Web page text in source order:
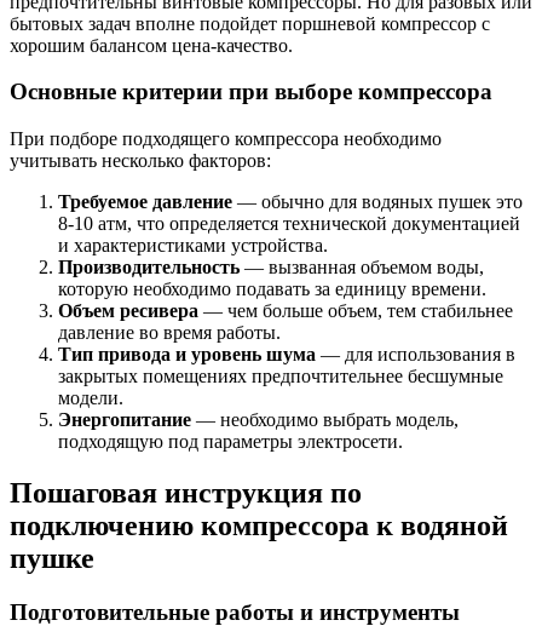
бытовых задач вполне подойдет поршневой компрессор с
хорошим балансом цена-качество.
Основные критерии при выборе компрессора
При подборе подходящего компрессора необходимо
учитывать несколько факторов:
Требуемое давление — обычно для водяных пушек это
8-10 атм, что определяется технической документацией
и характеристиками устройства.
Производительность — вызванная объемом воды,
которую необходимо подавать за единицу времени.
Объем ресивера — чем больше объем, тем стабильнее
давление во время работы.
Тип привода и уровень шума — для использования в
закрытых помещениях предпочтительнее бесшумные
модели.
Энергопитание — необходимо выбрать модель,
подходящую под параметры электросети.
Пошаговая инструкция по
подключению компрессора к водяной
пушке
Подготовительные работы и инструменты